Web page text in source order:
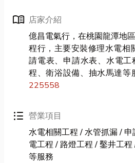
menu_book 店家介紹
億昌電氣行，在桃園龍潭地
程行，主要安裝修理水電相
請電表、申請水表、水電
程、衛浴設備、抽水馬達等
225558
format_list_bulleted 營業項目
水電相關工程 / 水管抓漏 /
電工程 / 路燈工程 / 鑿井工
等服務